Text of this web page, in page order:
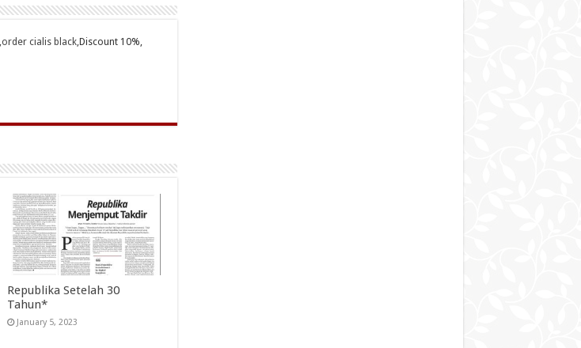
order cialis black,Discount 10%,
Republika Setelah 30
Tahun*
January 5, 2023